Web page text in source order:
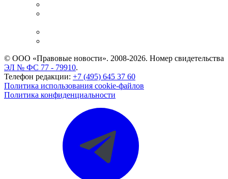
© ООО «Правовые новости». 2008-2026. Номер свидетельства
ЭЛ № ФС 77 - 79910.
Телефон редакции: +7 (495) 645 37 60
Политика использования cookie-файлов
Политика конфиденциальности